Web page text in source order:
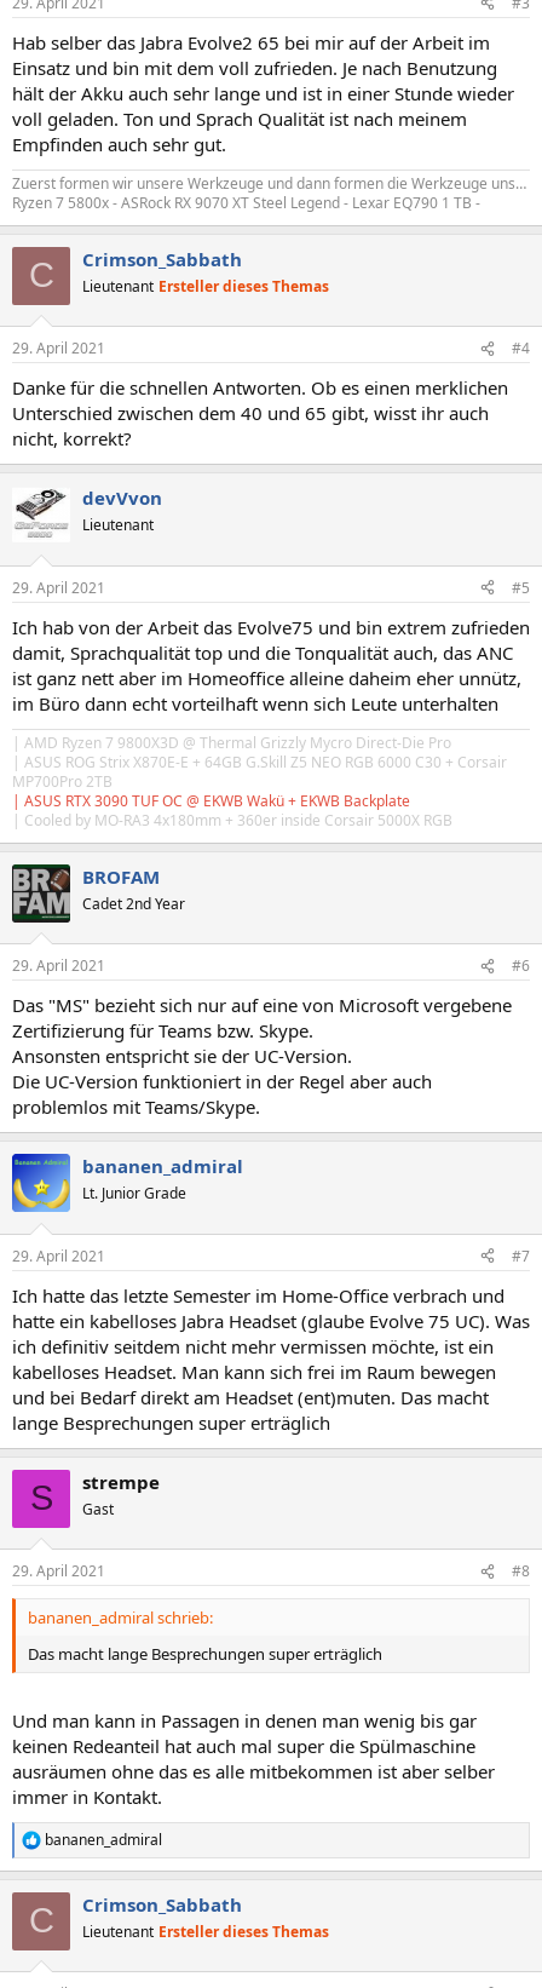
Hab selber das Jabra Evolve2 65 bei mir auf der Arbeit im
Einsatz und bin mit dem voll zufrieden. Je nach Benutzung
hält der Akku auch sehr lange und ist in einer Stunde wieder
voll geladen. Ton und Sprach Qualität ist nach meinem
Empfinden auch sehr gut.
Zuerst formen wir unsere Werkzeuge und dann formen die Werkzeuge uns…
Ryzen 7 5800x - ASRock RX 9070 XT Steel Legend - Lexar EQ790 1 TB -
C Crimson_Sabbath
Lieutenant Ersteller dieses Themas
29. April 2021 #4
Danke für die schnellen Antworten. Ob es einen merklichen
Unterschied zwischen dem 40 und 65 gibt, wisst ihr auch
nicht, korrekt?
devVvon
Lieutenant
29. April 2021 #5
Ich hab von der Arbeit das Evolve75 und bin extrem zufrieden
damit, Sprachqualität top und die Tonqualität auch, das ANC
ist ganz nett aber im Homeoffice alleine daheim eher unnütz,
im Büro dann echt vorteilhaft wenn sich Leute unterhalten
| AMD Ryzen 7 9800X3D @ Thermal Grizzly Mycro Direct-Die Pro
| ASUS ROG Strix X870E-E + 64GB G.Skill Z5 NEO RGB 6000 C30 + Corsair
MP700Pro 2TB
| ASUS RTX 3090 TUF OC @ EKWB Wakü + EKWB Backplate
| Cooled by MO-RA3 4x180mm + 360er inside Corsair 5000X RGB
BROFAM
Cadet 2nd Year
29. April 2021 #6
Das "MS" bezieht sich nur auf eine von Microsoft vergebene
Zertifizierung für Teams bzw. Skype.
Ansonsten entspricht sie der UC-Version.
Die UC-Version funktioniert in der Regel aber auch
problemlos mit Teams/Skype.
bananen_admiral
Lt. Junior Grade
29. April 2021 #7
Ich hatte das letzte Semester im Home-Office verbrach und
hatte ein kabelloses Jabra Headset (glaube Evolve 75 UC). Was
ich definitiv seitdem nicht mehr vermissen möchte, ist ein
kabelloses Headset. Man kann sich frei im Raum bewegen
und bei Bedarf direkt am Headset (ent)muten. Das macht
lange Besprechungen super erträglich
S strempe
Gast
29. April 2021 #8
bananen_admiral schrieb:
Das macht lange Besprechungen super erträglich
Und man kann in Passagen in denen man wenig bis gar
keinen Redeanteil hat auch mal super die Spülmaschine
ausräumen ohne das es alle mitbekommen ist aber selber
immer in Kontakt.
R
e
bananen_admiral
C Crimson_Sabbath
Lieutenant Ersteller dieses Themas